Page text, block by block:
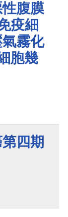
腹膜
疫細
霧化
胞幾
四期